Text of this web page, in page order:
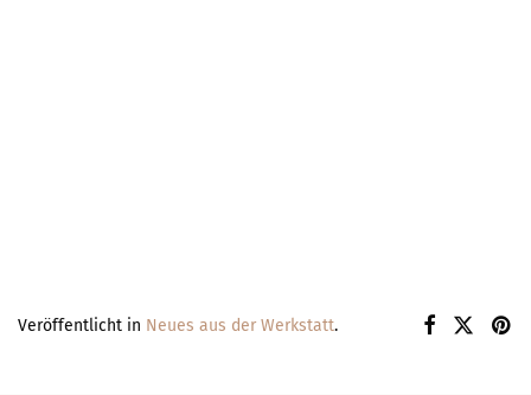
Veröffentlicht in Neues aus der Werkstatt.